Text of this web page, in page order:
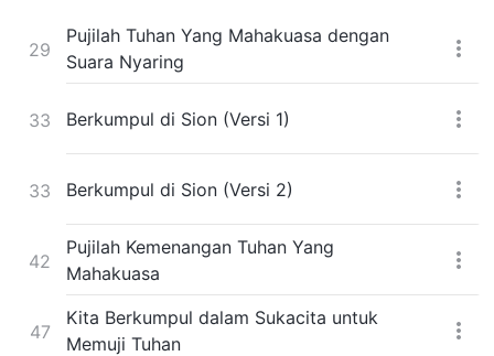
29
Pujilah Tuhan Yang Mahakuasa dengan
Suara Nyaring
33 Berkumpul di Sion (Versi 1)
33 Berkumpul di Sion (Versi 2)
42
Pujilah Kemenangan Tuhan Yang
Mahakuasa
47
Kita Berkumpul dalam Sukacita untuk
Memuji Tuhan